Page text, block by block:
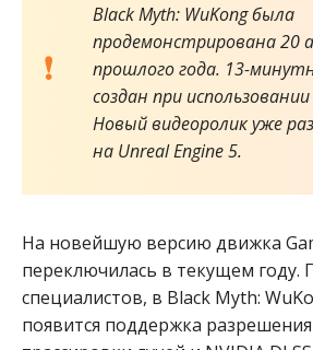
Black Myth: WuKong была
продемонстрирована 20
прошлого года. 13-
создан при
Новый видеоролик уже
на Unreal Engine 5.
На новейшую версию движка
переключилась в текущем году.
специалистов, в Black Myth:
появится поддержка